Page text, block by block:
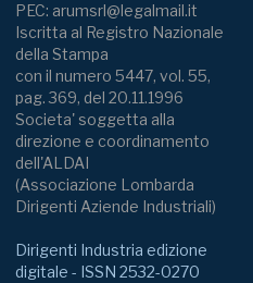
PEC: arumsrl@legalmail.it
Iscritta al Registro Nazionale
della Stampa
con il numero 5447, vol. 55,
pag. 369, del 20.11.1996
Societa' soggetta alla
direzione e coordinamento
dell'ALDAI
(Associazione Lombarda
Dirigenti Aziende Industriali)
Dirigenti Industria edizione
digitale - ISSN 2532-0270